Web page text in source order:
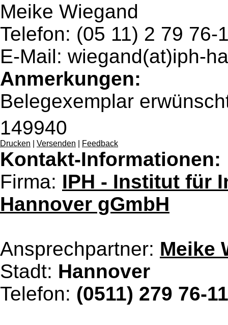
Meike Wiegand
Telefon: (05 11) 2 79 76-
E-Mail: wiegand(at)iph-
Anmerkungen:
Belegexemplar
149940
Drucken Versenden Feedback
Kontakt-Informationen:
Firma: IPH - Institut für
Hannover gGmbH
Ansprechpartner: Meike
Stadt: Hannover
Telefon: (0511) 279 76-